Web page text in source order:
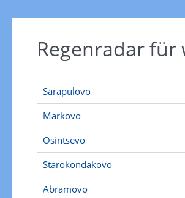
Regenradar
Sarapulovo
Markovo
Osintsevo
Starokondakovo
Abramovo